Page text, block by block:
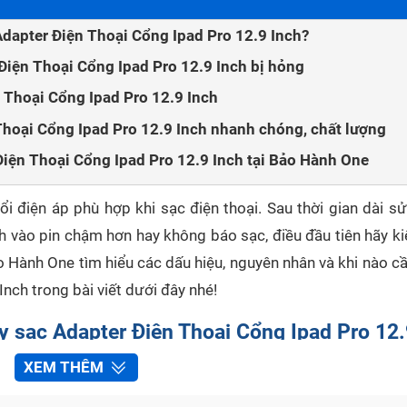
Điện Thoại Cổng Ipad Pro 12.9 Inch?
Thoại Cổng Ipad Pro 12.9 Inch bị hỏng
Cổng Ipad Pro 12.9 Inch
Cổng Ipad Pro 12.9 Inch nhanh chóng, chất lượng
Thoại Cổng Ipad Pro 12.9 Inch tại Bảo Hành One
điện áp phù hợp khi sạc điện thoại. Sau thời gian dài
pin chậm hơn hay không báo sạc, điều đầu tiên hãy
One tìm hiểu các dấu hiệu, nguyên nhân và khi nào
trong bài viết dưới đây nhé!
sạc Adapter Điện Thoại Cổng Ipad Pro
XEM THÊM